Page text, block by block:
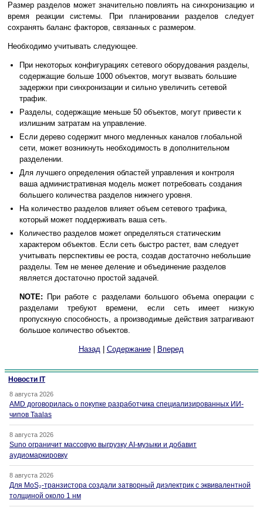
Размер разделов может значительно повлиять на синхронизацию и
время реакции системы. При планировании разделов следует
сохранять баланс факторов, связанных с размером.
Необходимо учитывать следующее.
При некоторых конфигурациях сетевого оборудования разделы,
содержащие больше 1000 объектов, могут вызвать большие
задержки при синхронизации и сильно увеличить сетевой
трафик.
Разделы, содержащие меньше 50 объектов, могут привести к
излишним затратам на управление.
Если дерево содержит много медленных каналов глобальной
сети, может возникнуть необходимость в дополнительном
разделении.
Для лучшего определения областей управления и контроля
ваша административная модель может потребовать создания
большего количества разделов нижнего уровня.
На количество разделов влияет объем сетевого трафика,
который может поддерживать ваша сеть.
Количество разделов может определяться статическим
характером объектов. Если сеть быстро растет, вам следует
учитывать перспективы ее роста, создав достаточно небольшие
разделы. Тем не менее деление и объединение разделов
является достаточно простой задачей.
NOTE:
При работе с разделами большого объема операции с
разделами требуют времени, если сеть имеет низкую
пропускную способность, а производимые действия затрагивают
большое количество объектов.
Назад| Содержание| Вперед
Новости IT
8 августа 2026
AMD договорилась о покупке разработчика специализированных ИИ-
чипов Taalas
8 августа 2026
Suno ограничит массовую выгрузку AI-музыки и добавит
аудиомаркировку
8 августа 2026
Для MoS₂-транзистора создали затворный диэлектрик с эквивалентной
толщиной около 1 нм